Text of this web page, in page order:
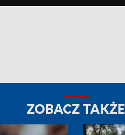
ZOBACZ TAKŻE